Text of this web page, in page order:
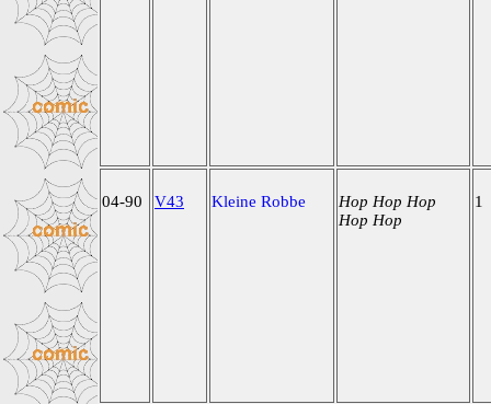
04-90 V43 Kleine Robbe
Hop Hop Hop
Hop Hop
1